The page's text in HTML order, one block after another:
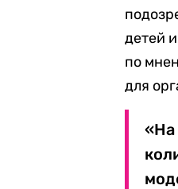
детей
по
для
«На